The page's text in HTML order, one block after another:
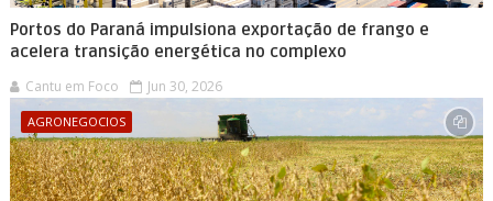
Portos do Paraná impulsiona exportação de frango e
acelera transição energética no complexo
Cantu em Foco Jun 30, 2026
AGRONEGOCIOS